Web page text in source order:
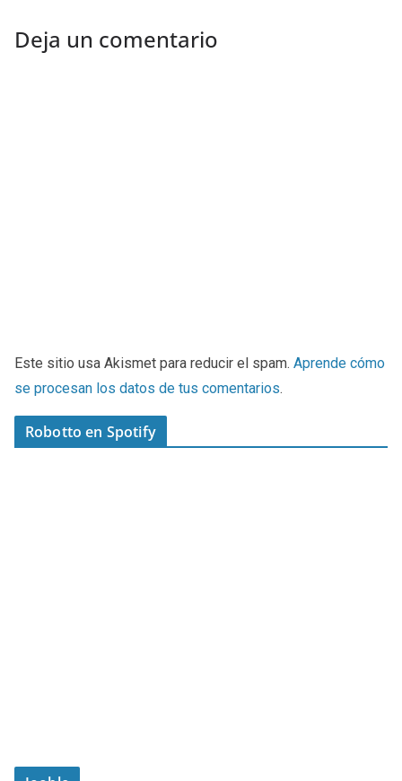
Deja un comentario
Este sitio usa Akismet para reducir el spam. Aprende cómo
se procesan los datos de tus comentarios.
Robotto en Spotify